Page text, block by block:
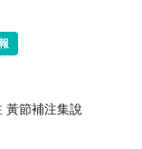
黃節補注集說